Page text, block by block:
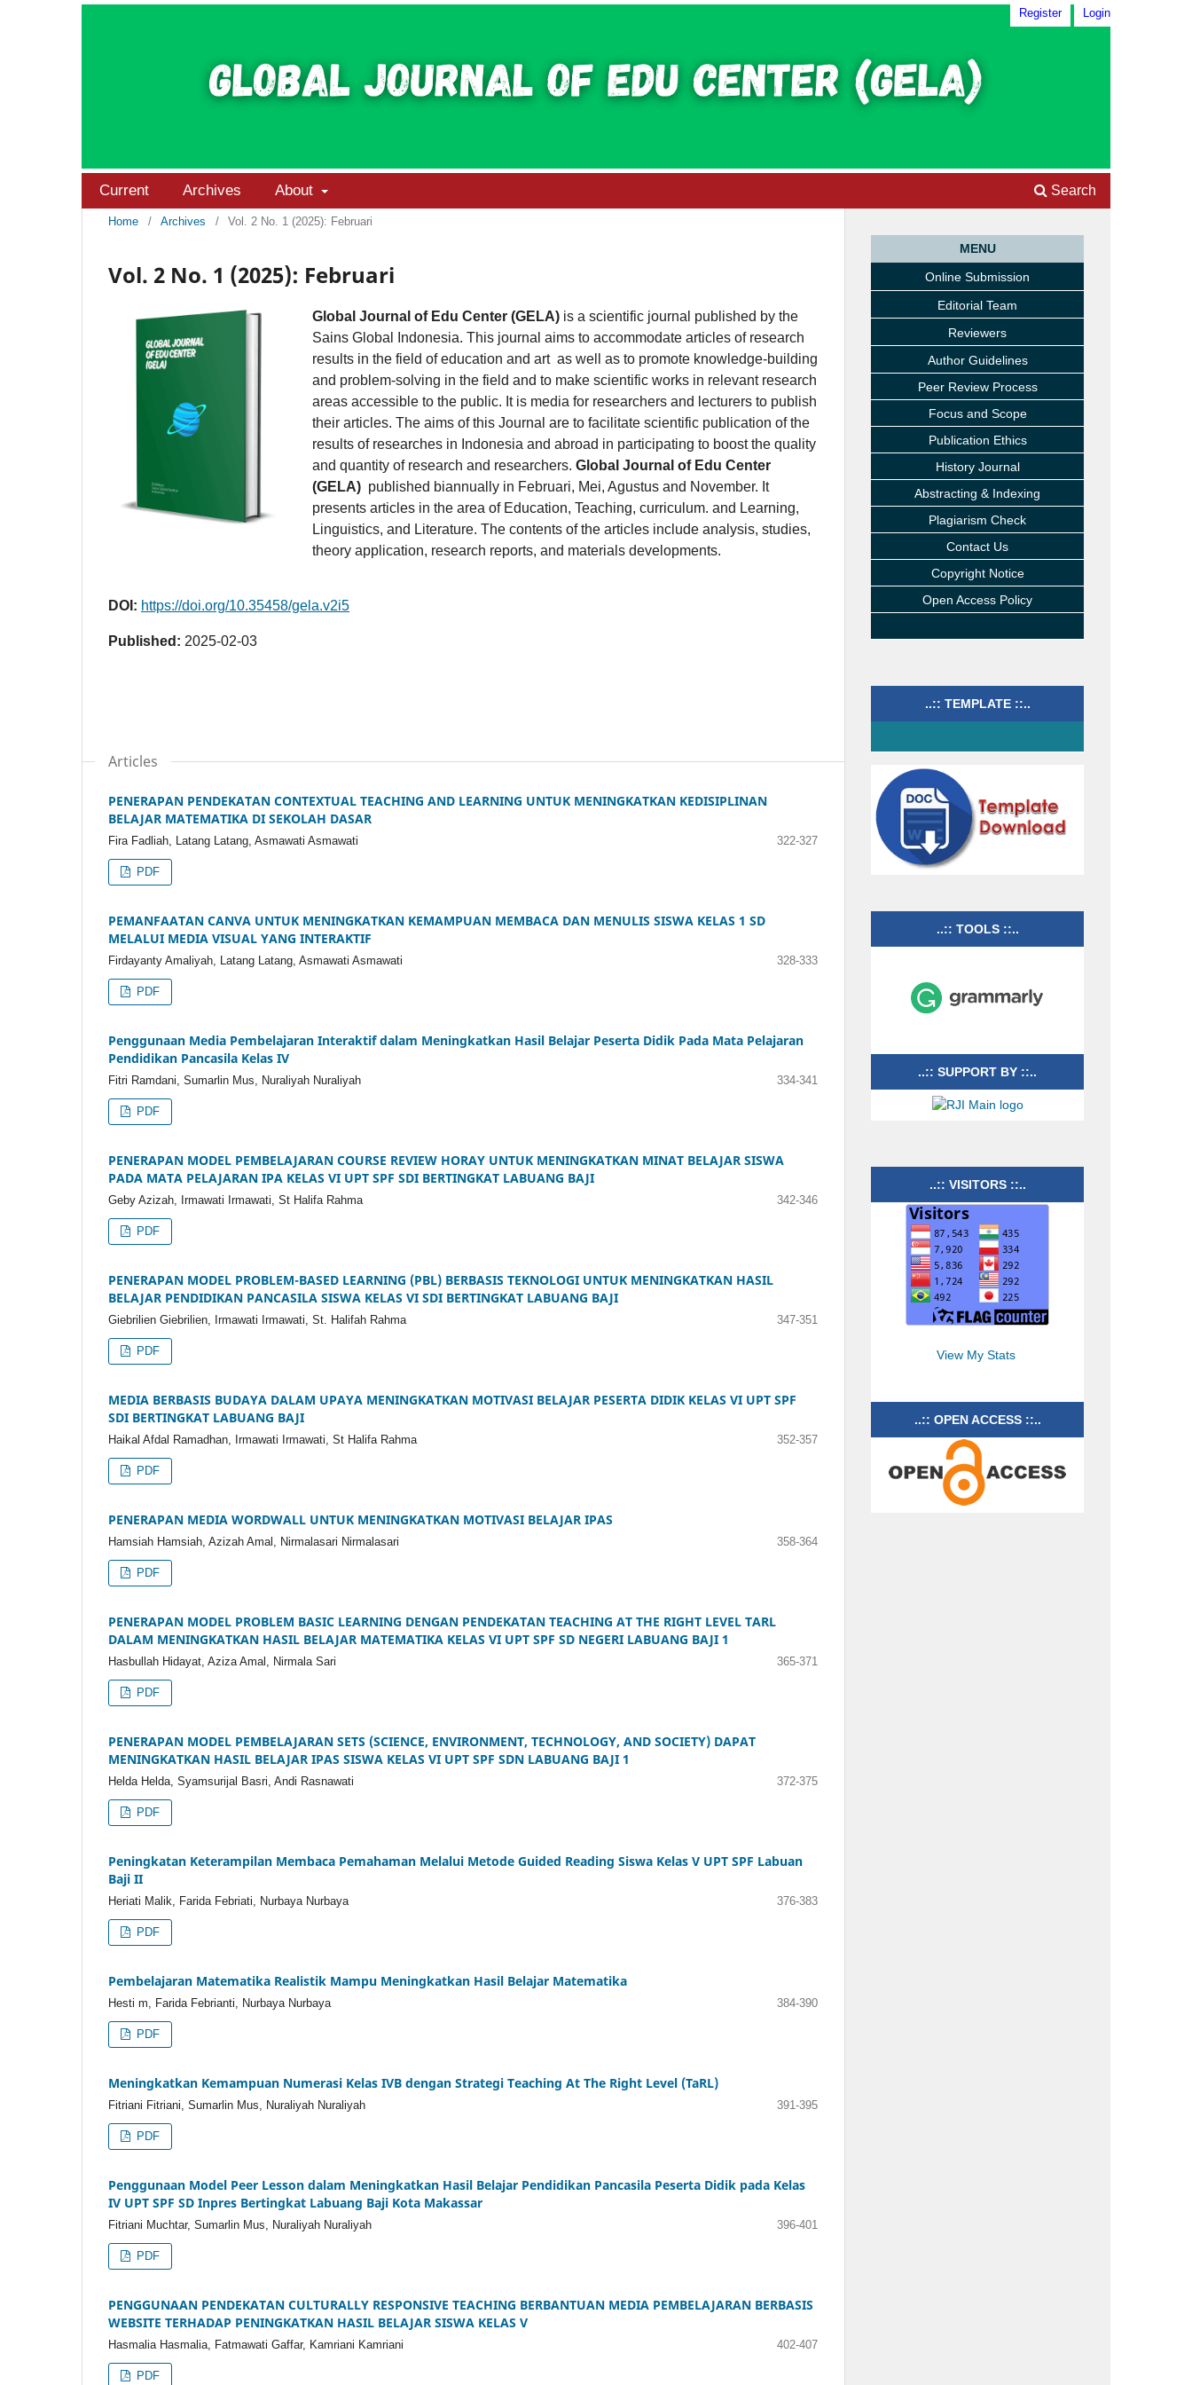
Current Archives About Search
Register Login
Home / Archives / Vol. 2 No. 1 (2025): Februari
Vol. 2 No. 1 (2025): Februari
Global Journal of Edu Center (GELA) is a scientific journal published by the
Sains Global Indonesia. This journal aims to accommodate articles of research
results in the field of education and art as well as to promote knowledge-building
and problem-solving in the field and to make scientific works in relevant research
areas accessible to the public. It is media for researchers and lecturers to publish
their articles. The aims of this Journal are to facilitate scientific publication of the
results of researches in Indonesia and abroad in participating to boost the quality
and quantity of research and researchers. Global Journal of Edu Center
(GELA) published biannually in Februari, Mei, Agustus and November. It
presents articles in the area of Education, Teaching, curriculum. and Learning,
Linguistics, and Literature. The contents of the articles include analysis, studies,
theory application, research reports, and materials developments.
DOI: https://doi.org/10.35458/gela.v2i5
Published: 2025-02-03
Articles
PENERAPAN PENDEKATAN CONTEXTUAL TEACHING AND LEARNING UNTUK MENINGKATKAN KEDISIPLINAN
BELAJAR MATEMATIKA DI SEKOLAH DASAR
Fira Fadliah, Latang Latang, Asmawati Asmawati 322-327
PDF
PEMANFAATAN CANVA UNTUK MENINGKATKAN KEMAMPUAN MEMBACA DAN MENULIS SISWA KELAS 1 SD
MELALUI MEDIA VISUAL YANG INTERAKTIF
Firdayanty Amaliyah, Latang Latang, Asmawati Asmawati 328-333
PDF
Penggunaan Media Pembelajaran Interaktif dalam Meningkatkan Hasil Belajar Peserta Didik Pada Mata Pelajaran
Pendidikan Pancasila Kelas IV
Fitri Ramdani, Sumarlin Mus, Nuraliyah Nuraliyah 334-341
PDF
PENERAPAN MODEL PEMBELAJARAN COURSE REVIEW HORAY UNTUK MENINGKATKAN MINAT BELAJAR SISWA
PADA MATA PELAJARAN IPA KELAS VI UPT SPF SDI BERTINGKAT LABUANG BAJI
Geby Azizah, Irmawati Irmawati, St Halifa Rahma 342-346
PDF
PENERAPAN MODEL PROBLEM-BASED LEARNING (PBL) BERBASIS TEKNOLOGI UNTUK MENINGKATKAN HASIL
BELAJAR PENDIDIKAN PANCASILA SISWA KELAS VI SDI BERTINGKAT LABUANG BAJI
Giebrilien Giebrilien, Irmawati Irmawati, St. Halifah Rahma 347-351
PDF
MEDIA BERBASIS BUDAYA DALAM UPAYA MENINGKATKAN MOTIVASI BELAJAR PESERTA DIDIK KELAS VI UPT SPF
SDI BERTINGKAT LABUANG BAJI
Haikal Afdal Ramadhan, Irmawati Irmawati, St Halifa Rahma 352-357
PDF
PENERAPAN MEDIA WORDWALL UNTUK MENINGKATKAN MOTIVASI BELAJAR IPAS
Hamsiah Hamsiah, Azizah Amal, Nirmalasari Nirmalasari 358-364
PDF
PENERAPAN MODEL PROBLEM BASIC LEARNING DENGAN PENDEKATAN TEACHING AT THE RIGHT LEVEL TARL
DALAM MENINGKATKAN HASIL BELAJAR MATEMATIKA KELAS VI UPT SPF SD NEGERI LABUANG BAJI 1
Hasbullah Hidayat, Aziza Amal, Nirmala Sari 365-371
PDF
PENERAPAN MODEL PEMBELAJARAN SETS (SCIENCE, ENVIRONMENT, TECHNOLOGY, AND SOCIETY) DAPAT
MENINGKATKAN HASIL BELAJAR IPAS SISWA KELAS VI UPT SPF SDN LABUANG BAJI 1
Helda Helda, Syamsurijal Basri, Andi Rasnawati 372-375
PDF
Peningkatan Keterampilan Membaca Pemahaman Melalui Metode Guided Reading Siswa Kelas V UPT SPF Labuan
Baji II
Heriati Malik, Farida Febriati, Nurbaya Nurbaya 376-383
PDF
Pembelajaran Matematika Realistik Mampu Meningkatkan Hasil Belajar Matematika
Hesti m, Farida Febrianti, Nurbaya Nurbaya 384-390
PDF
Meningkatkan Kemampuan Numerasi Kelas IVB dengan Strategi Teaching At The Right Level (TaRL)
Fitriani Fitriani, Sumarlin Mus, Nuraliyah Nuraliyah 391-395
PDF
Penggunaan Model Peer Lesson dalam Meningkatkan Hasil Belajar Pendidikan Pancasila Peserta Didik pada Kelas
IV UPT SPF SD Inpres Bertingkat Labuang Baji Kota Makassar
Fitriani Muchtar, Sumarlin Mus, Nuraliyah Nuraliyah 396-401
PDF
PENGGUNAAN PENDEKATAN CULTURALLY RESPONSIVE TEACHING BERBANTUAN MEDIA PEMBELAJARAN BERBASIS
WEBSITE TERHADAP PENINGKATKAN HASIL BELAJAR SISWA KELAS V
Hasmalia Hasmalia, Fatmawati Gaffar, Kamriani Kamriani 402-407
PDF
MENU
Online Submission
Editorial Team
Reviewers
Author Guidelines
Peer Review Process
Focus and Scope
Publication Ethics
History Journal
Abstracting & Indexing
Plagiarism Check
Contact Us
Copyright Notice
Open Access Policy
..:: TEMPLATE ::..
..:: TOOLS ::..
..:: SUPPORT BY ::..
..:: VISITORS ::..
View My Stats
..:: OPEN ACCESS ::..